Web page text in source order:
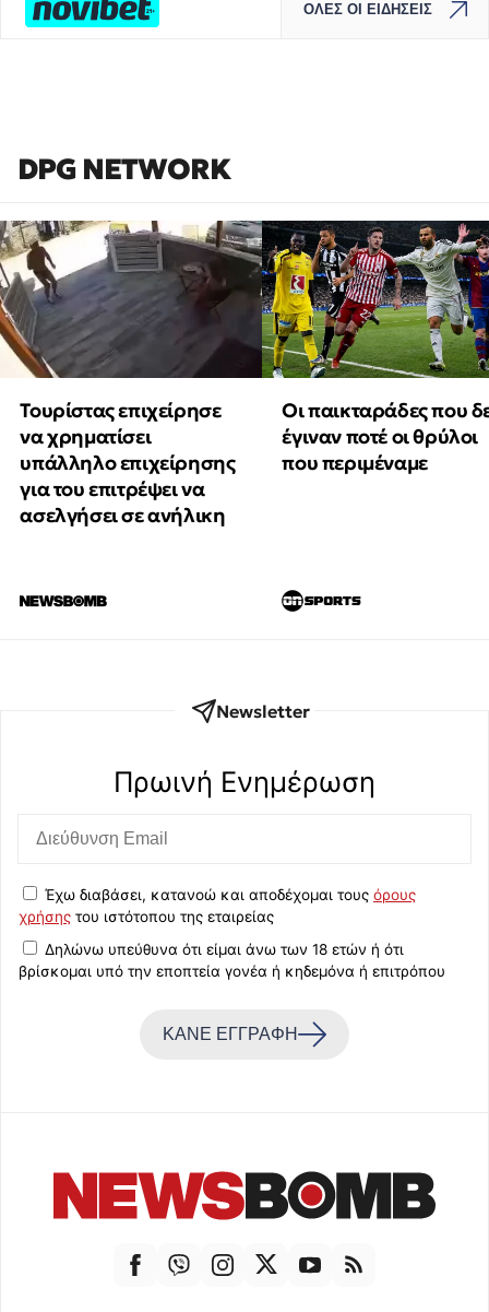
ΟΛΕΣ ΟΙ ΕΙΔΗΣΕΙΣ
DPG NETWORK
Τουρίστας επιχείρησε
να χρηματίσει
υπάλληλο επιχείρησης
για του επιτρέψει να
ασελγήσει σε ανήλικη
Οι παικταράδες που
έγιναν ποτέ οι θρύλοι
που περιμέναμε
Newsletter
Πρωινή Eνημέρωση
Έχω διαβάσει, κατανοώ και αποδέχομαι τους όρους
χρήσης του ιστότοπου της εταιρείας
Δηλώνω υπεύθυνα ότι είμαι άνω των 18 ετών ή ότι
βρίσκομαι υπό την εποπτεία γονέα ή κηδεμόνα ή επιτρόπου
ΚΑΝΕ ΕΓΓΡΑΦΗ